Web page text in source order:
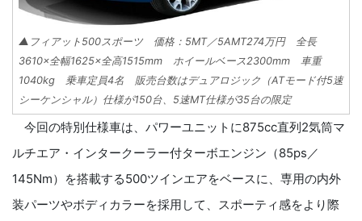
▲フィアット500スポーツ 価格：5MT／5AMT274万円 全長
3610×全幅1625×全高1515mm ホイールベース2300mm 車重
1040kg 乗車定員4名 販売台数はデュアロジック（ATモード付5速
シーケンシャル）仕様が150台、5速MT仕様が35台の限定
今回の特別仕様車は、パワーユニットに875cc直列2気筒マ
ルチエア・インタークーラー付ターボエンジン（85ps／
145Nm）を搭載する500ツインエアをベースに、専用の内外
装パーツやボディカラーを採用して、スポーティ感をより際